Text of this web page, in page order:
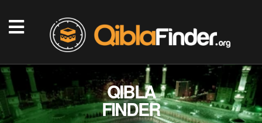
QIBLA
FINDER